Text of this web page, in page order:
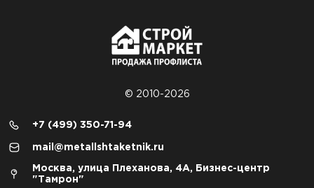
© 2010-2026
+7 (499) 350-71-94
mail@metallshtaketnik.ru
Москва, улица Плеханова, 4А, Бизнес-центр
"Тамрон"